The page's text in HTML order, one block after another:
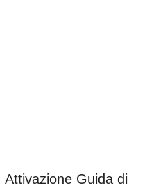
Attivazione Guida di